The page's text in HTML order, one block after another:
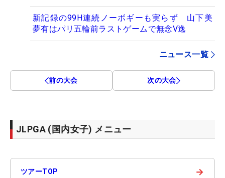
新記録の99H連続ノーボギーも実らず 山下美
夢有はパリ五輪前ラストゲームで無念V逸
ニュース一覧
前の大会 次の大会
JLPGA (国内女子) メニュー
ツアーTOP →